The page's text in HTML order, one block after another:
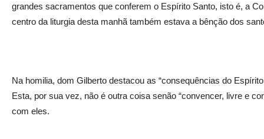
grandes sacramentos que conferem o Espírito Santo, isto é, a
centro da liturgia desta manhã também estava a bênção dos
Na homilia, dom Gilberto destacou as “consequências do
Esta, por sua vez, não é outra coisa senão “convencer, livre e
com eles.